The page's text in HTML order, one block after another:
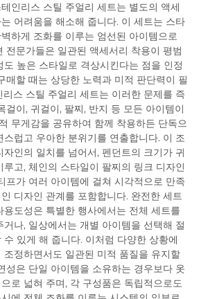
인리스 스틸 주얼리 세트는 별도의 액세
어려움을 해소해 줍니다. 이 세트는 스타
하게 조화를 이루는 엄선된 아이템으로
전문가들은 일관된 액세서리 착용이 평범
높은 스타일로 격상시킨다는 점을 인정
매할 때는 상당한 노력과 미적 판단력이 필
스 스틸 주얼리 세트는 이러한 문제를 즉
걸이, 귀걸이, 팔찌, 반지 등 모든 아이템이
무게감을 공유하여 함께 착용하든 단독으
럽고 우아한 분위기를 연출합니다. 이 조
인의 일치를 넘어서, 펜던트의 크기가 귀
고, 체인의 스타일이 팔찌의 링크 디자인
프가 여러 아이템에 걸쳐 시각적으로 만족
디자인 관계를 포함합니다. 완전한 세트
도성은 특별한 행사에서는 전체 세트를
나, 일상에서는 개별 아이템을 선택해 절
있게 해 줍니다. 이처럼 다양한 상황에
조정하면서도 일관된 미적 품질을 유지할
성은 단일 아이템을 소유하는 경우보다 옷
로 넓혀 주며, 각 구성품은 독립적으로도